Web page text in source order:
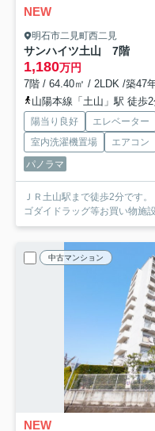
NEW
明石市二見町西二見
サンハイツ土山 7階
1,180万円
7階 / 64.40㎡ / 2LDK /築47
山陽本線「土山」駅 徒歩
陽当り良好 エレベーター
室内洗濯機置場
エアコン
パノラマ
ＪＲ土山駅まで徒歩2分です
ゴダイドラッグ等お買い物施
中古マンション
NEW